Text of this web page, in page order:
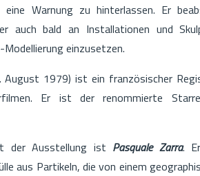
eine Warnung zu hinterlassen. Er
auch bald an Installationen und
einzusetzen.
1979) ist ein französischer
Er ist der renommierte
der Ausstellung ist Pasquale Zarra.
aus Partikeln, die von einem